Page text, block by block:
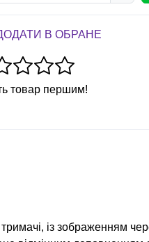
В ОБРАНЕ
товар першим!
із зображенням